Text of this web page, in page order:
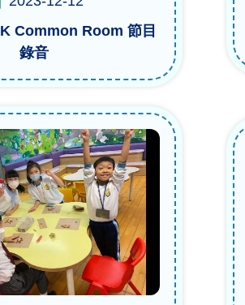
Common Room 節目
錄音